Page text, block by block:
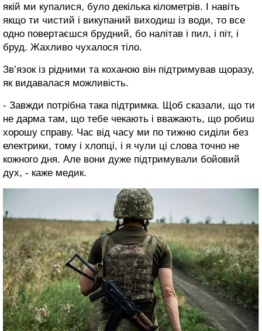
якій ми купалися, було декілька кілометрів. І навіть
якщо ти чистий і викупаний виходиш із води, то все
одно повертаєшся брудний, бо налітав і пил, і піт, і
бруд. Жахливо чухалося тіло.
Зв’язок із рідними та коханою він підтримував щоразу,
як видавалася можливість.
- Завжди потрібна така підтримка. Щоб сказали, що ти
не дарма там, що тебе чекають і вважають, що робиш
хорошу справу. Час від часу ми по тижню сиділи без
електрики, тому і хлопці, і я чули ці слова точно не
кожного дня. Але вони дуже підтримували бойовий
дух, - каже медик.